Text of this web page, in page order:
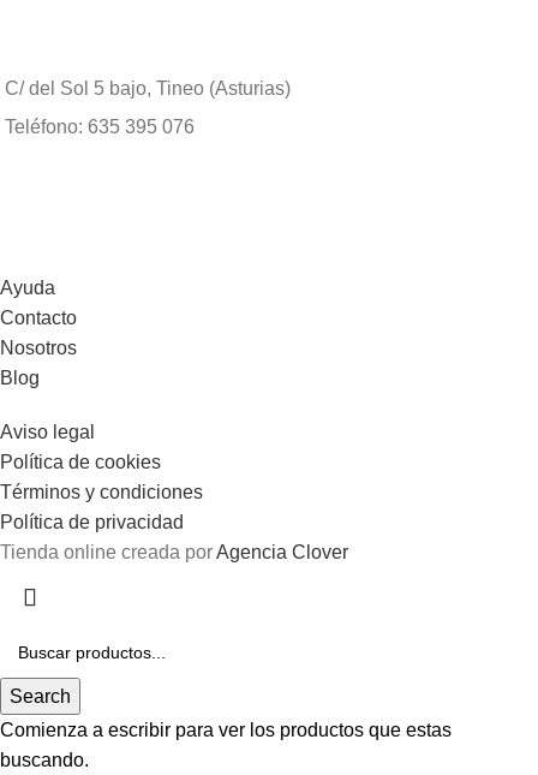
C/ del Sol 5 bajo, Tineo (Asturias)
Teléfono: 635 395 076
Ayuda
Contacto
Nosotros
Blog
Aviso legal
Política de cookies
Términos y condiciones
Política de privacidad
Tienda online creada porAgencia Clover
Search
Comienza a escribir para ver los productos que estas
buscando.
Gastos de envío gratis en pedidos superiores a 100€.